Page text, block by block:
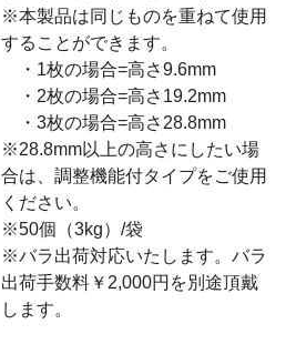
※本製品は同じものを重ねて使用
することができます。
・1枚の場合=高さ9.6mm
・2枚の場合=高さ19.2mm
・3枚の場合=高さ28.8mm
※28.8mm以上の高さにしたい場
合は、調整機能付タイプをご使用
ください。
※50個（3kg）/袋
※バラ出荷対応いたします。バラ
出荷手数料￥2,000円を別途頂戴
します。